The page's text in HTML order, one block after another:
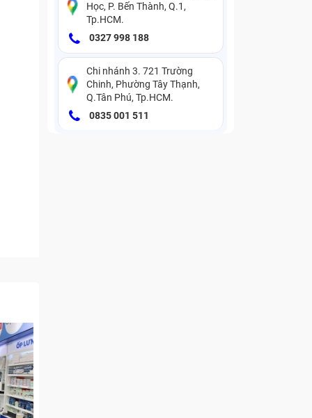
Học, P. Bến Thành, Q.1,
Tp.HCM.
0327 998 188
Chi nhánh 3. 721 Trường
Chinh, Phường Tây Thạnh,
Q.Tân Phú, Tp.HCM.
0835 001 511